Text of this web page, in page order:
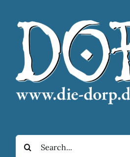
nach: